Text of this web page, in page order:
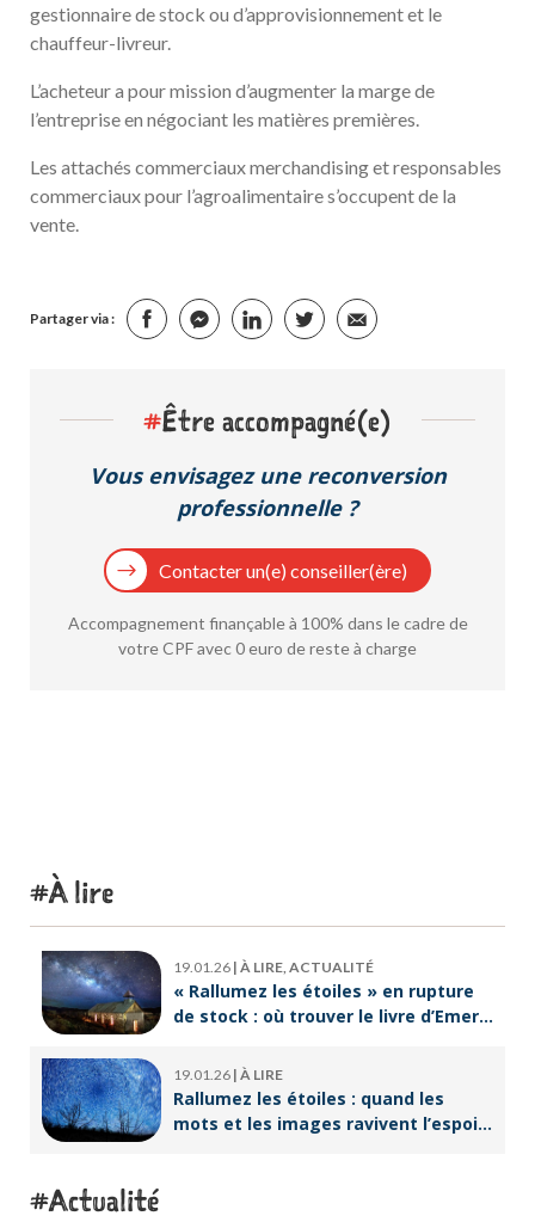
gestionnaire de stock ou d’approvisionnement et le
chauffeur-livreur.
L’acheteur a pour mission d’augmenter la marge de
l’entreprise en négociant les matières premières.
Les attachés commerciaux merchandising et responsables
commerciaux pour l’agroalimentaire s’occupent de la
vente.
Partager via :
#Être accompagné(e)
Vous envisagez une reconversion
professionnelle ?
Contacter un(e) conseiller(ère)
Accompagnement finançable à 100% dans le cadre de
votre CPF avec 0 euro de reste à charge
À lire
19.01.26 | À LIRE, ACTUALITÉ
« Rallumez les étoiles » en rupture
de stock : où trouver le livre d’Emeric
19.01.26 | À LIRE
Rallumez les étoiles : quand les
mots et les images ravivent l’espoir
Actualité